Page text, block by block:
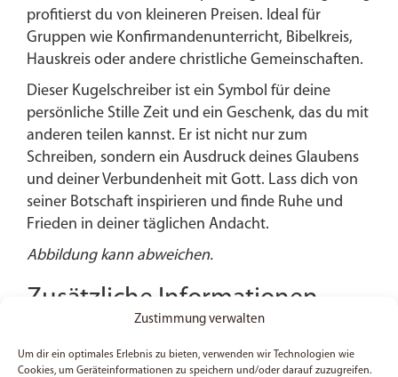
Zustimmung verwalten
Um dir ein optimales Erlebnis zu bieten, verwenden wir Technologien wie
Cookies, um Geräteinformationen zu speichern und/oder darauf zuzugreifen.
profitierst du von kleineren Preisen. Ideal für
Gruppen wie Konfirmandenunterricht, Bibelkreis,
Hauskreis oder andere christliche Gemeinschaften.
Dieser Kugelschreiber ist ein Symbol für deine
persönliche Stille Zeit und ein Geschenk, das du mit
anderen teilen kannst. Er ist nicht nur zum
Schreiben, sondern ein Ausdruck deines Glaubens
und deiner Verbundenheit mit Gott. Lass dich von
seiner Botschaft inspirieren und finde Ruhe und
Frieden in deiner täglichen Andacht.
Abbildung kann abweichen.
Zusätzliche Informationen